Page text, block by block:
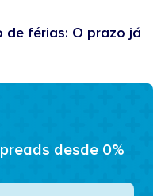
férias: O prazo já
desde 0%